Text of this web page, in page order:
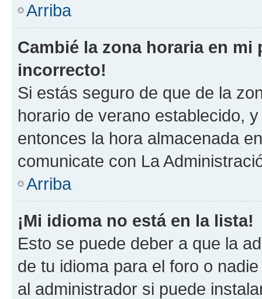
Arriba
Cambié la zona horaria en
incorrecto!
Si estás seguro de que de la
horario de verano establecido,
entonces la hora almacenada
comunicate con La
Arriba
¡Mi idioma no está en la lista!
Esto se puede deber a que la
de tu idioma para el foro o
al administrador si puede